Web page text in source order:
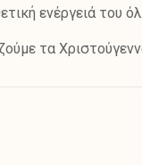
ενέργειά του
τα